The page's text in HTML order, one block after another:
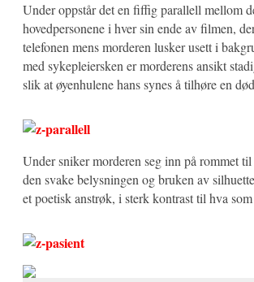
Under oppstår det en fiffig parallell mellom
hovedpersonene i hver sin ende av filmen,
telefonen mens morderen lusker usett i
med sykepleiersken er morderens ansikt
slik at øyenhulene hans synes å tilhøre en
Under sniker morderen seg inn på rommet
den svake belysningen og bruken av
et poetisk anstrøk, i sterk kontrast til hva